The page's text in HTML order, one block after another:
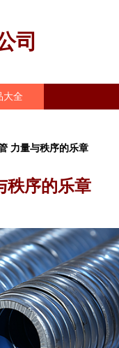
司
大全
力量与秩序的乐章
秩序的乐章